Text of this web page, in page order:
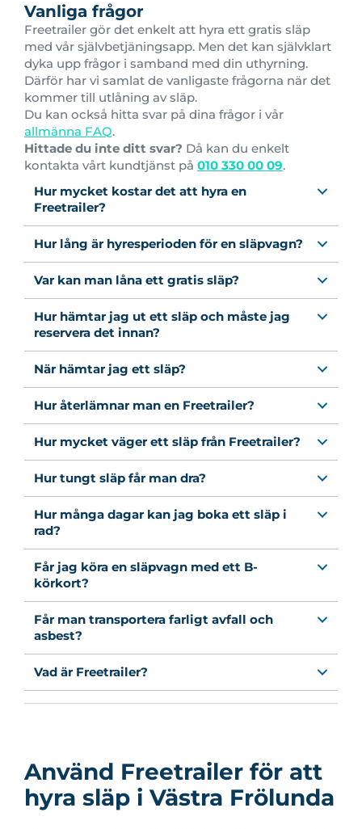
Vanliga frågor
Freetrailer gör det enkelt att hyra ett gratis släp
med vår självbetjäningsapp. Men det kan självklart
dyka upp frågor i samband med din uthyrning.
Därför har vi samlat de vanligaste frågorna när det
kommer till utlåning av släp.
Du kan också hitta svar på dina frågor i vår
allmänna FAQ.
Hittade du inte ditt svar? Då kan du enkelt
kontakta vårt kundtjänst på 010 330 00 09.
Hur mycket kostar det att hyra en
Freetrailer?
Hur lång är hyresperioden för en släpvagn?
Var kan man låna ett gratis släp?
Hur hämtar jag ut ett släp och måste jag
reservera det innan?
När hämtar jag ett släp?
Hur återlämnar man en Freetrailer?
Hur mycket väger ett släp från Freetrailer?
Hur tungt släp får man dra?
Hur många dagar kan jag boka ett släp i
rad?
Får jag köra en släpvagn med ett B-
körkort?
Får man transportera farligt avfall och
asbest?
Vad är Freetrailer?
Använd Freetrailer för att
hyra släp i Västra Frölunda